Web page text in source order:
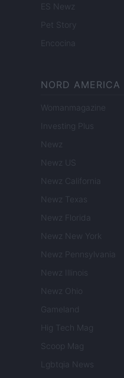
ES Newz
Pet Story
Encocina
NORD AMERICA
Womanmagazine
Investing Plus
Newz
Newz US
Newz California
Newz Texas
Newz Florida
Newz New York
Newz Pennsylvania
Newz Illinois
Newz Ohio
Gameland
Hig Tech Mag
Scoop Mag
Lgbtqia News